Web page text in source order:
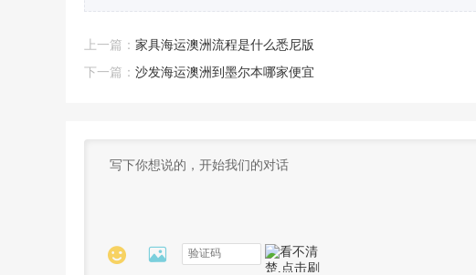
上一篇： 家具海运澳洲流程是什么悉尼版
下一篇： 沙发海运澳洲到墨尔本哪家便宜
 